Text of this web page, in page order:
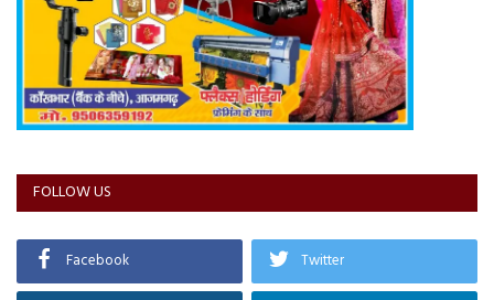
FOLLOW US
Facebook Twitter